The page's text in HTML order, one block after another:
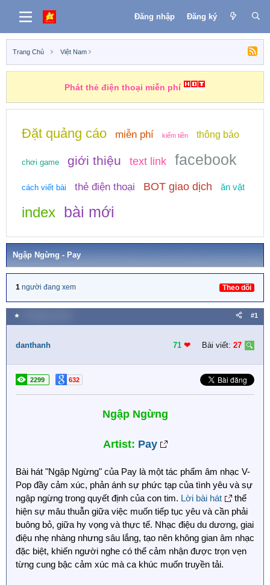
Đăng nhập Đăng ký
Trang Chủ Việt Nam
Phát thẻ điện thoại miễn phí
Đặt quảng cáo miễn phí kiếm tiền thông báo
chơi game giới thiệu text link facebook
cách viết bài thẻ điện thoại BOT giao dịch ăn vặt
index bài mới
Ngập Ngừng - Pay
1 người đang xem Theo dõi
★ #1
danthanh 71 ❤︎ Bài viết: 27
2299 632
Ngập Ngừng
Artist: Pay
Bài hát "Ngập Ngừng" của Pay là một tác phẩm âm nhạc V-
Pop đầy cảm xúc, phản ánh sự phức tạp của tình yêu và sự
ngập ngừng trong quyết định của con tim. Lời bài hát
thể
hiện sự mâu thuẫn giữa việc muốn tiếp tục yêu và cần phải
buông bỏ, giữa hy vọng và thực tế. Nhạc điệu du dương, giai
điệu nhẹ nhàng nhưng sâu lắng, tạo nên không gian âm nhạc
đặc biệt, khiến người nghe có thể cảm nhận được trọn vẹn
từng cung bậc cảm xúc mà ca khúc muốn truyền tải.